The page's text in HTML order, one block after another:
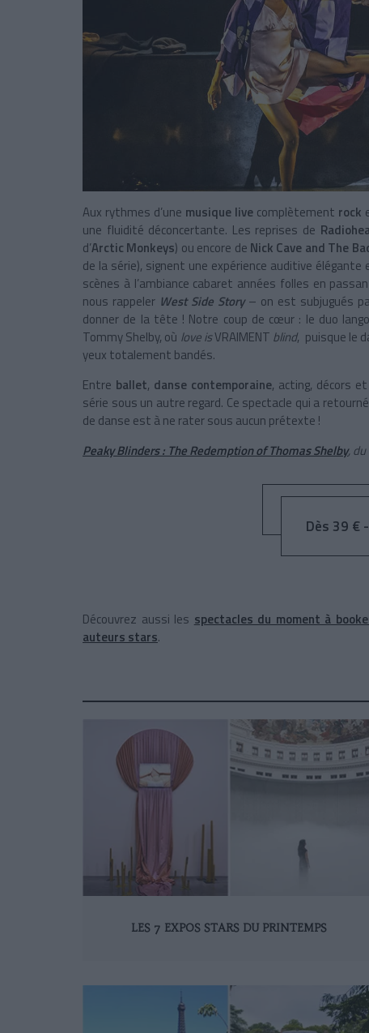
Aux rythmes d’une musique livecomplètement rock
une fluidité déconcertante. Les reprises de
d’Arctic Monkeys) ou encore de Nick Cave and The
de la série), signent une expérience auditive
scènes à l’ambiance cabaret années folles en
nous rappeler West Side Story– on est subjugués
donner de la tête ! Notre coup de cœur : le duo
Tommy Shelby, où love isVRAIMENT blind, puisque le
yeux totalement bandés.
Entre ballet, danse contemporaine, acting, décors
série sous un autre regard. Ce spectacle qui a
de danse est à ne rater sous aucun prétexte !
Peaky Blinders : The Redemption of Thomas Shelby,
Dès 39 €
Découvrez aussi les spectacles du moment à
auteurs stars.
LES 7 EXPOS STARS DU PRINTEMPS